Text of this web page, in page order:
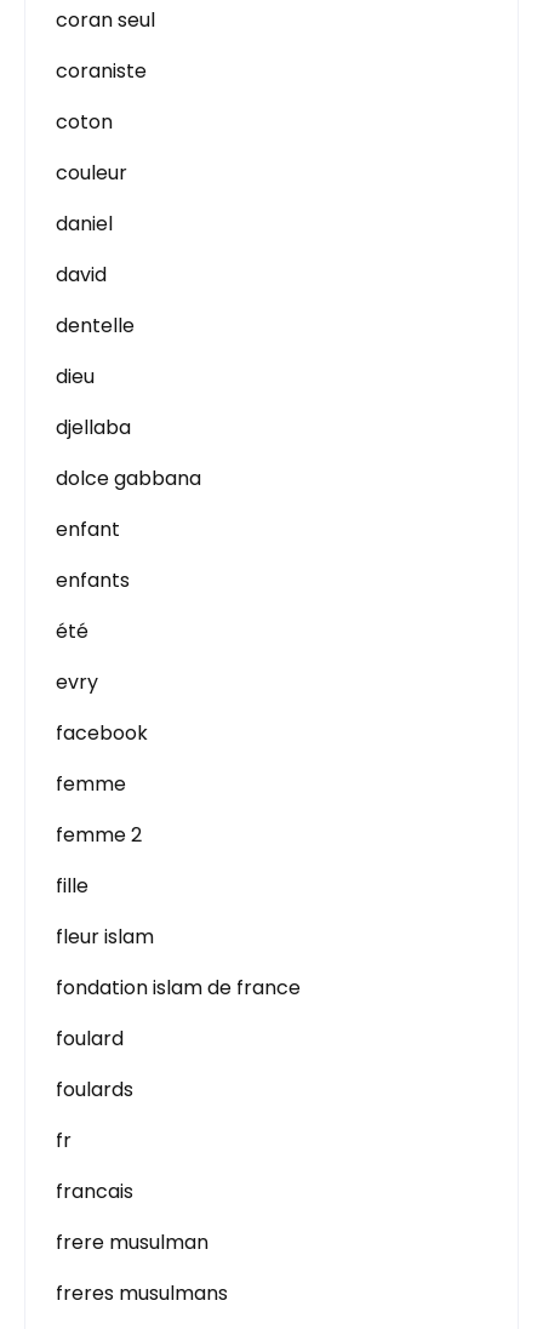
coran seul
coraniste
coton
couleur
daniel
david
dentelle
dieu
djellaba
dolce gabbana
enfant
enfants
été
evry
facebook
femme
femme 2
fille
fleur islam
fondation islam de france
foulard
foulards
fr
francais
frere musulman
freres musulmans